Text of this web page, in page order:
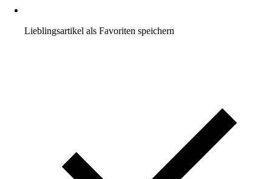
Lieblingsartikel als Favoriten speichern